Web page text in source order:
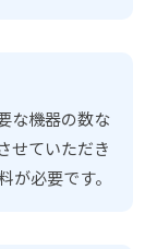
な機器の数な
せていただき
が必要です。